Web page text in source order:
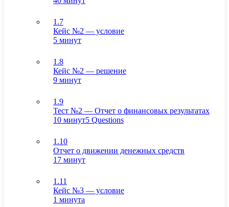
1.7
Кейс №2 — условие
5 минут
1.8
Кейс №2 — решение
9 минут
1.9
Тест №2 — Отчет о финансовых результатах
10 минут5 Questions
1.10
Отчет о движении денежных средств
17 минут
1.11
Кейс №3 — условие
1 минута